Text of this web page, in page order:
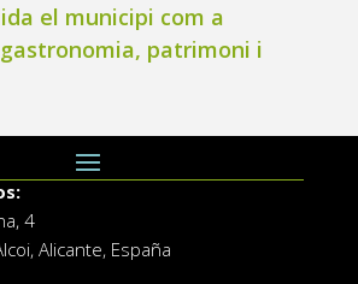
el municipi com a
patrimoni i
4
Alicante, España